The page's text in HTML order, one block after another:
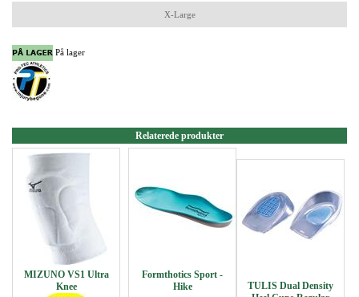
X-Large
På lager
Relaterede produkter
MIZUNO VS1 Ultra
Knee
Formthotics Sport -
Hike
TULIS Dual Density